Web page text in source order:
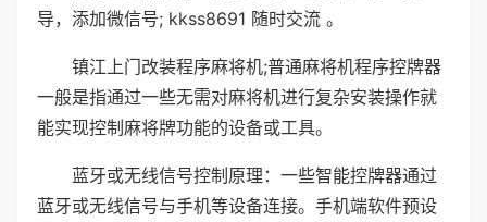
导，添加微信号; kkss8691 随时交流 。
镇江上门改装程序麻将机;普通麻将机程序控牌器
一般是指通过一些无需对麻将机进行复杂安装操作就
能实现控制麻将牌功能的设备或工具。
蓝牙或无线信号控制原理：一些智能控牌器通过
蓝牙或无线信号与手机等设备连接。手机端软件预设